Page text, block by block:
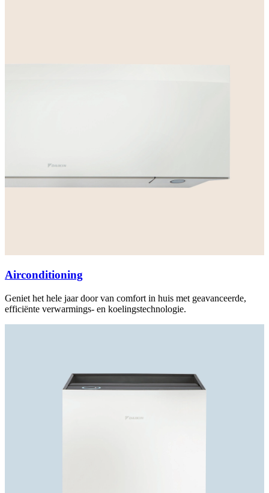
Airconditioning
Geniet het hele jaar door van comfort in huis met geavanceerde,
efficiënte verwarmings- en koelingstechnologie.